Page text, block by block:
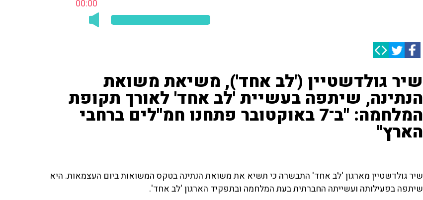
00:00
שיר גולדשטיין ('לב אחד'), משיאת משואת
הנתינה, שיתפה בעשיית 'לב אחד' לאורך תקופת
המלחמה: "ב־7 באוקטובר פתחנו חמ"לים ברחבי
הארץ"
שיר גולדשטיין מארגון 'לב אחד' התבשרה כי תשיא את משואת הנתינה בטקס המשואות ביום העצמאות. היא
שיתפה בפעילותה ועשייתה החברתית בעת המלחמה ובתפקיד הארגון 'לב אחד'.